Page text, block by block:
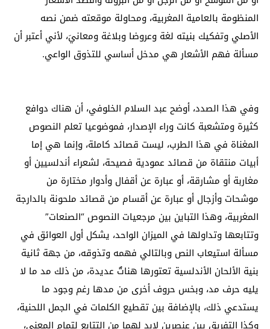
المنظومة بالعامية المغربية، ومحاولة موقعته ضمن نصه
الأصلي وتفكيك بنيته لغة وعروضا وبلاغة ومعانيَ، لأني أعتبر أن
مسألة فهم الأشعار هي مدخل أساسي للتذوق الواعي.
وفي هذا الصدد، أوضح عبد السلام الخلوفي، أن هناك دوافع
كثيرة ومتشعبة كانت وراء الإصدار، فموضوعيا تعلم النصوص
المغناة في هذا الطرب، ليست قصائد كاملة، وإنما هي إما
أبيات منتقاة من قصائد عمودية فصيحة، لشعراء أندلسيين أو
مغاربة أو مشارقة، أو عبارة عن أقفال وأدوار مختارة من
موشحات وأزجال أو عبارة عن أقسام من قصائد ملحونة بالدارجة
المغربية، وهذا التباين بين مرجعيات النصوص “الصنعات”
وتتابعها وتداولها في الميزان الواحد، يشكل أول العوائق في
مسألة استيعاب النص وبالتالي فهمه وتذوقه، من جهة ثانية
بنية الألحان الأندلسية تعتورها هناتٌ عديدة، من ذلك مد ما لا
يليه حرف مد، وبخس حروف أخرى من مدها رغم وجود ما
يستدعي ذلك، بالإضافة بين تقطيع الكلمات في الجمل اللحنية،
وكذا التفريق بين عنصرين لابد لهما من التتابع لتمام المعنى،